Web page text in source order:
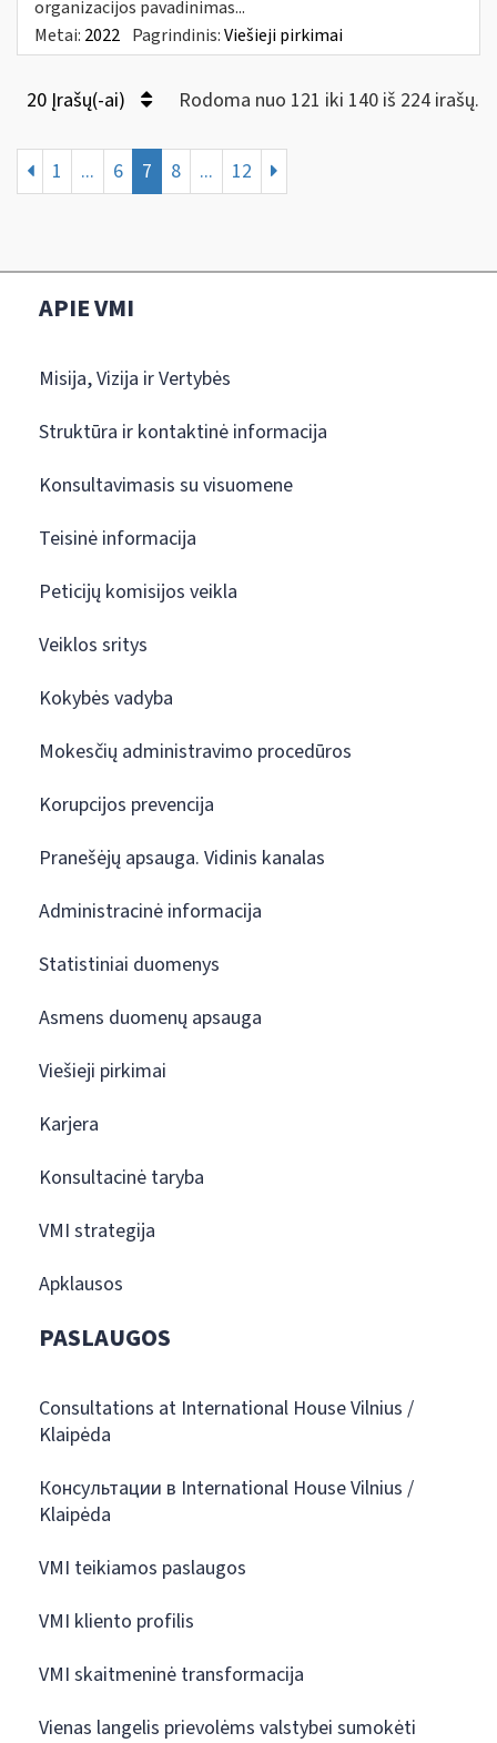
organizacijos pavadinimas...
Metai: 2022 Pagrindinis:Viešieji pirkimai
20 Įrašų(-ai) Rodoma nuo 121 iki 140 iš 224 irašų.
1 ... 6 7 8 ... 12
APIE VMI
Misija, Vizija ir Vertybės
Struktūra ir kontaktinė informacija
Konsultavimasis su visuomene
Teisinė informacija
Peticijų komisijos veikla
Veiklos sritys
Kokybės vadyba
Mokesčių administravimo procedūros
Korupcijos prevencija
Pranešėjų apsauga. Vidinis kanalas
Administracinė informacija
Statistiniai duomenys
Asmens duomenų apsauga
Viešieji pirkimai
Karjera
Konsultacinė taryba
VMI strategija
Apklausos
PASLAUGOS
Consultations at International House Vilnius /
Klaipėda
Консультации в International House Vilnius /
Klaipėda
VMI teikiamos paslaugos
VMI kliento profilis
VMI skaitmeninė transformacija
Vienas langelis prievolėms valstybei sumokėti